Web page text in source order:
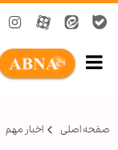
صفحه اصلی اخبار مهم